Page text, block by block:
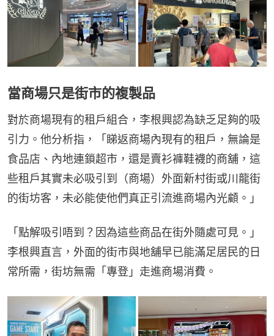
當商場只是街市的複製品
對於商場現有的租戶組合，李根興認為缺乏足夠的吸
引力。他分析指，「睇返商場內現有的租戶，無論是
食品店、內地連鎖超市，還是賣衫褲鞋襪的商舖，這
些租戶其實未必吸引到（商場）外面新村街或川龍街
的街坊客，未必能使他們真正引流進商場內光顧。」
「點解吸引唔到？因為這些商品在街外隨處可見。」
李根興直言，外面的街市與地舖早已能滿足居民的日
常所需，街坊無需「專登」走進商場消費。